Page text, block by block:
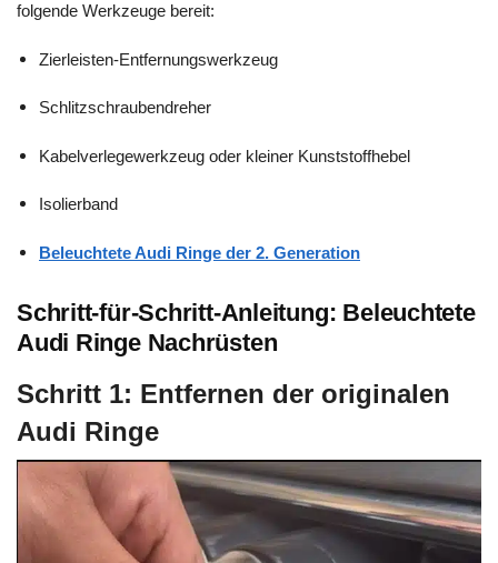
folgende Werkzeuge bereit:
Zierleisten-Entfernungswerkzeug
Schlitzschraubendreher
Kabelverlegewerkzeug oder kleiner Kunststoffhebel
Isolierband
Beleuchtete Audi Ringe der 2. Generation
Schritt-für-Schritt-Anleitung: Beleuchtete
Audi Ringe Nachrüsten
Schritt 1: Entfernen der originalen
Audi Ringe